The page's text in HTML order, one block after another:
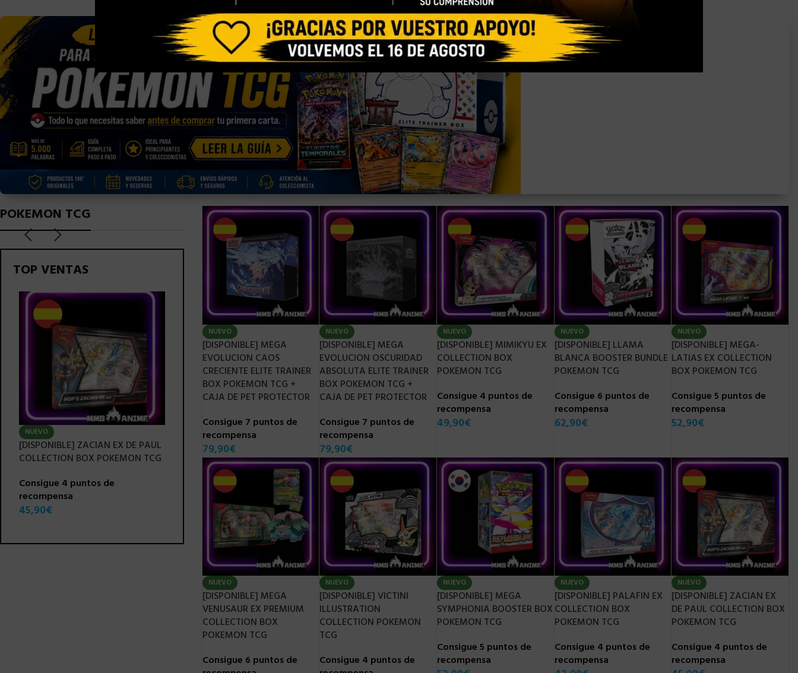
POKEMON TCG
TOP VENTAS
NUEVO
[DISPONIBLE] ZACIAN EX DE PAUL
COLLECTION BOX POKEMON TCG
Consigue 4 puntos de
recompensa
45,90€
NUEVO
[DISPONIBLE] CORONA ASTRAL
ELITE TRAINER BOX POKEMON
TCG + CAJA DE PET PROTECTOR
Consigue 8 puntos de
recompensa
NUEVO
[DISPONIBLE] KINGAMBIT
ILLUSTRATION COLLECTION
POKEMON TCG
Consigue 4 puntos de
recompensa
42,90€
SPECIAL COLLECTION BOX
POKEMON TCG
Consigue 5 puntos de
recompensa
59,90€
NUEVO
[DISPONIBLE] MEGA
EVOLUCION CAOS
CRECIENTE ELITE TRAINER
BOX POKEMON TCG +
CAJA DE PET PROTECTOR
Consigue 7 puntos de
recompensa
79,90€
NUEVO
[DISPONIBLE] MEGA
EVOLUCION OSCURIDAD
ABSOLUTA ELITE TRAINER
BOX POKEMON TCG +
CAJA DE PET PROTECTOR
Consigue 7 puntos de
recompensa
79,90€
NUEVO
[DISPONIBLE] MIMIKYU EX
COLLECTION BOX
POKEMON TCG
Consigue 4 puntos de
recompensa
49,90€
NUEVO
[DISPONIBLE] LLAMA
BLANCA BOOSTER BUNDLE
POKEMON TCG
Consigue 6 puntos de
recompensa
62,90€
NUEVO
[DISPONIBLE] MEGA-
LATIAS EX COLLECTION
BOX POKEMON TCG
Consigue 5 puntos de
recompensa
52,90€
NUEVO
[DISPONIBLE] MEGA
VENUSAUR EX PREMIUM
COLLECTION BOX
POKEMON TCG
Consigue 6 puntos de
NUEVO
[DISPONIBLE] VICTINI
ILLUSTRATION
COLLECTION POKEMON
TCG
Consigue 4 puntos de
NUEVO
[DISPONIBLE] MEGA
SYMPHONIA BOOSTER BOX
POKEMON TCG
Consigue 5 puntos de
recompensa
NUEVO
[DISPONIBLE] PALAFIN EX
COLLECTION BOX
POKEMON TCG
Consigue 4 puntos de
recompensa
NUEVO
[DISPONIBLE] ZACIAN EX
DE PAUL COLLECTION BOX
POKEMON TCG
Consigue 4 puntos de
recompensa